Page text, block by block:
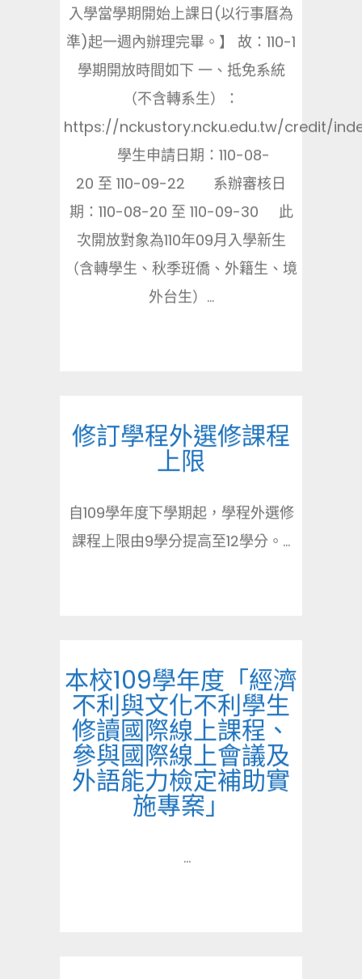
入學當學期開始上課日(以行事曆為
準)起一週內辦理完畢。】 故：110-1
學期開放時間如下 一、抵免系統
（不含轉系生）：
https://nckustory.ncku.edu.tw/credit/
學生申請日期：110-08-
20 至 110-09-22 系辦審核日
期：110-08-20 至 110-09-30 此
次開放對象為110年09月入學新生
（含轉學生、秋季班僑、外籍生、境
外台生）...
修訂學程外選修課程
上限
自109學年度下學期起，學程外選修
課程上限由9學分提高至12學分。...
本校109學年度「經濟
不利與文化不利學生
修讀國際線上課程、
參與國際線上會議及
外語能力檢定補助實
施專案」
...